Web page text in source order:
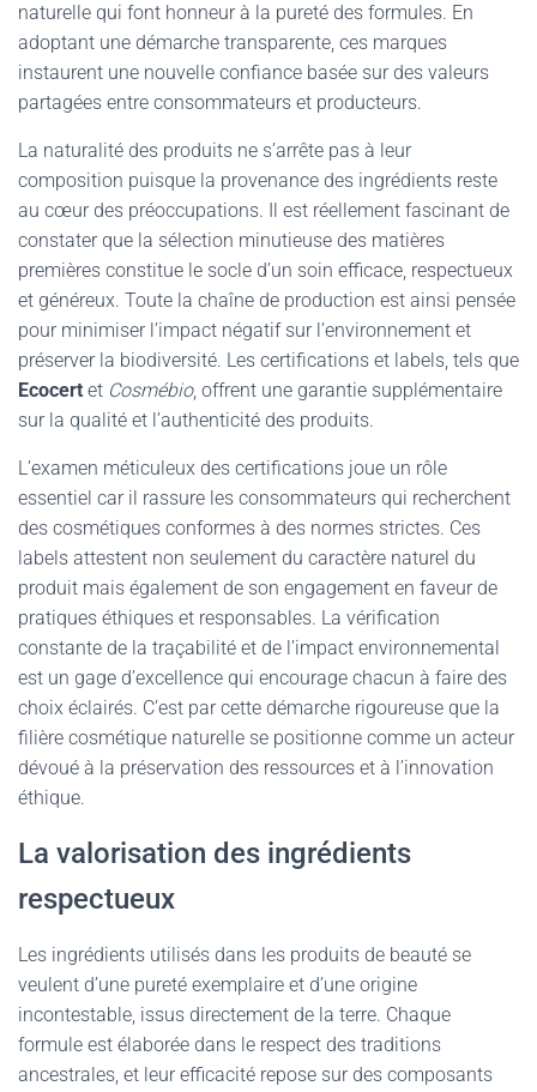
naturelle qui font honneur à la pureté des formules. En
adoptant une démarche transparente, ces marques
instaurent une nouvelle confiance basée sur des valeurs
partagées entre consommateurs et producteurs.
La naturalité des produits ne s’arrête pas à leur
composition puisque la provenance des ingrédients reste
au cœur des préoccupations. Il est réellement fascinant de
constater que la sélection minutieuse des matières
premières constitue le socle d’un soin efficace, respectueux
et généreux. Toute la chaîne de production est ainsi pensée
pour minimiser l’impact négatif sur l’environnement et
préserver la biodiversité. Les certifications et labels, tels que
Ecocert et Cosmébio, offrent une garantie supplémentaire
sur la qualité et l’authenticité des produits.
L’examen méticuleux des certifications joue un rôle
essentiel car il rassure les consommateurs qui recherchent
des cosmétiques conformes à des normes strictes. Ces
labels attestent non seulement du caractère naturel du
produit mais également de son engagement en faveur de
pratiques éthiques et responsables. La vérification
constante de la traçabilité et de l’impact environnemental
est un gage d’excellence qui encourage chacun à faire des
choix éclairés. C’est par cette démarche rigoureuse que la
filière cosmétique naturelle se positionne comme un acteur
dévoué à la préservation des ressources et à l’innovation
éthique.
La valorisation des ingrédients
respectueux
Les ingrédients utilisés dans les produits de beauté se
veulent d’une pureté exemplaire et d’une origine
incontestable, issus directement de la terre. Chaque
formule est élaborée dans le respect des traditions
ancestrales, et leur efficacité repose sur des composants